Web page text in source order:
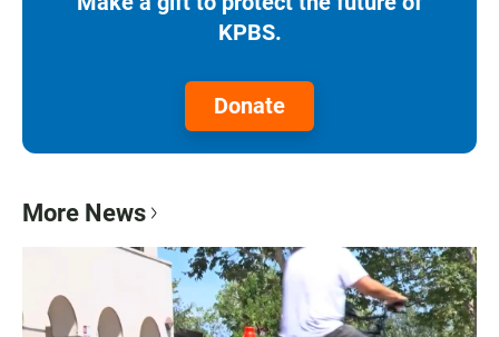
KPBS.
Donate
More News